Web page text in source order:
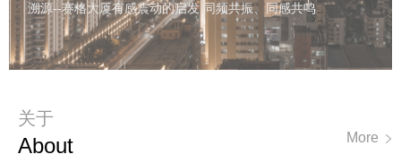
溯源--赛格大厦有感震动的启发 同频共振、同感共鸣
关于
ABout More